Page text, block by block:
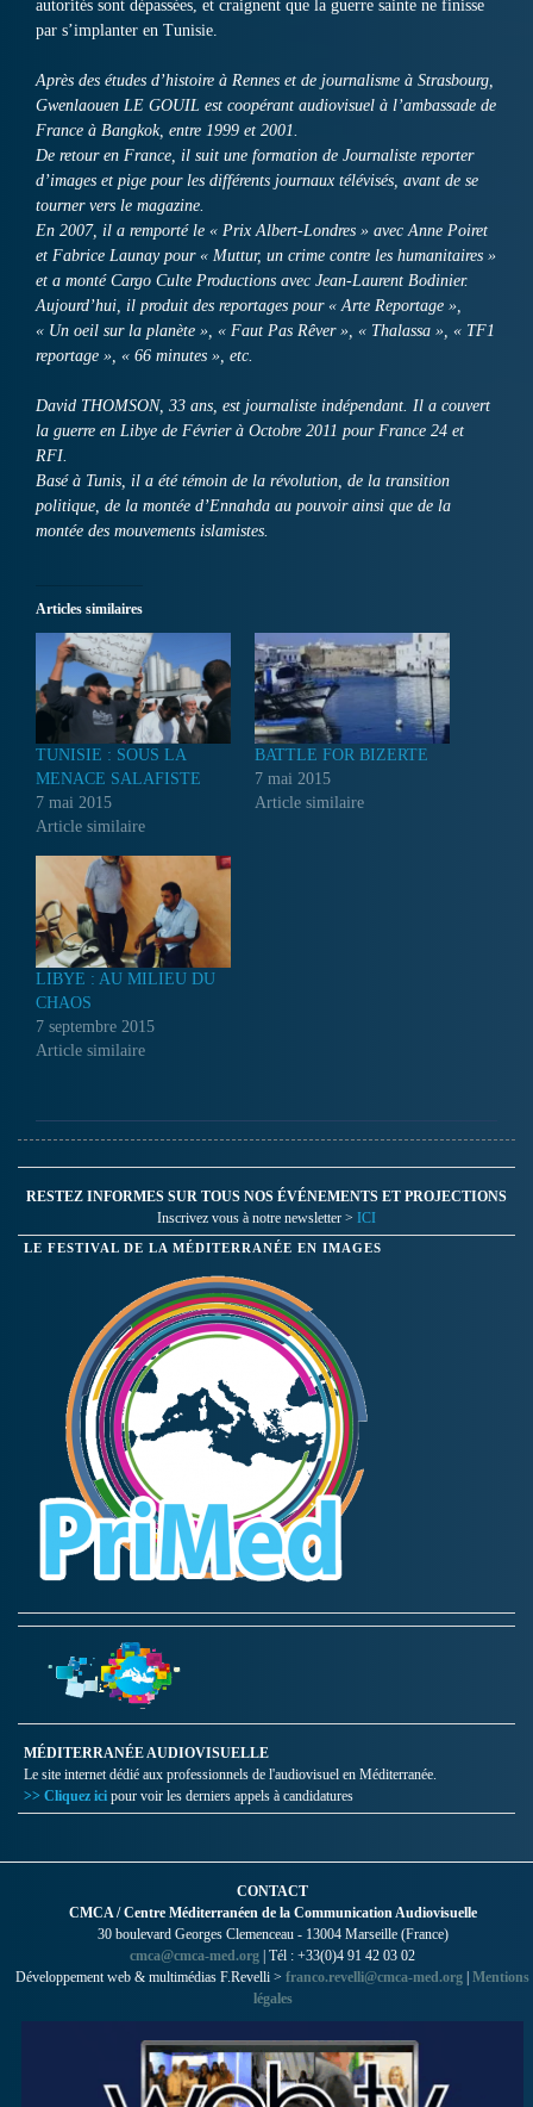
autorités sont dépassées, et craignent que la guerre sainte ne finisse
par s’implanter en Tunisie.
Après des études d’histoire à Rennes et de journalisme à Strasbourg,
Gwenlaouen LE GOUIL est coopérant audiovisuel à l’ambassade de
France à Bangkok, entre 1999 et 2001.
De retour en France, il suit une formation de Journaliste reporter
d’images et pige pour les différents journaux télévisés, avant de se
tourner vers le magazine.
En 2007, il a remporté le « Prix Albert-Londres » avec Anne Poiret
et Fabrice Launay pour « Muttur, un crime contre les humanitaires »
et a monté Cargo Culte Productions avec Jean-Laurent Bodinier.
Aujourd’hui, il produit des reportages pour « Arte Reportage »,
« Un oeil sur la planète », « Faut Pas Rêver », « Thalassa », « TF1
reportage », « 66 minutes », etc.
David THOMSON, 33 ans, est journaliste indépendant. Il a couvert
la guerre en Libye de Février à Octobre 2011 pour France 24 et
RFI.
Basé à Tunis, il a été témoin de la révolution, de la transition
politique, de la montée d’Ennahda au pouvoir ainsi que de la
montée des mouvements islamistes.
Articles similaires
TUNISIE : SOUS LA
MENACE SALAFISTE
7 mai 2015
Article similaire
BATTLE FOR BIZERTE
7 mai 2015
Article similaire
LIBYE : AU MILIEU DU
CHAOS
7 septembre 2015
Article similaire
RESTEZ INFORMES SUR TOUS NOS ÉVÉNEMENTS ET PROJECTIONS
Inscrivez vous à notre newsletter > ICI
LE FESTIVAL DE LA MÉDITERRANÉE EN IMAGES
MÉDITERRANÉE AUDIOVISUELLE
Le site internet dédié aux professionnels de l'audiovisuel en Méditerranée.
>> Cliquez ici pour voir les derniers appels à candidatures
CONTACT
CMCA / Centre Méditerranéen de la Communication Audiovisuelle
30 boulevard Georges Clemenceau - 13004 Marseille (France)
cmca@cmca-med.org | Tél : +33(0)4 91 42 03 02
Développement web & multimédias F.Revelli > franco.revelli@cmca-med.org Mentions
légales